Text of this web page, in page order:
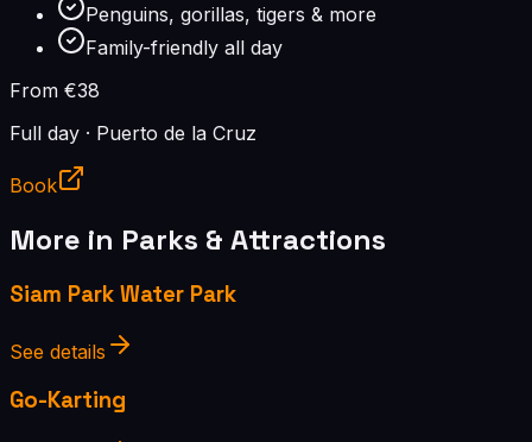
Penguins, gorillas, tigers & more
Family-friendly all day
From €38
Full day · Puerto de la Cruz
Book
More in Parks & Attractions
Siam Park Water Park
See details
Go-Karting